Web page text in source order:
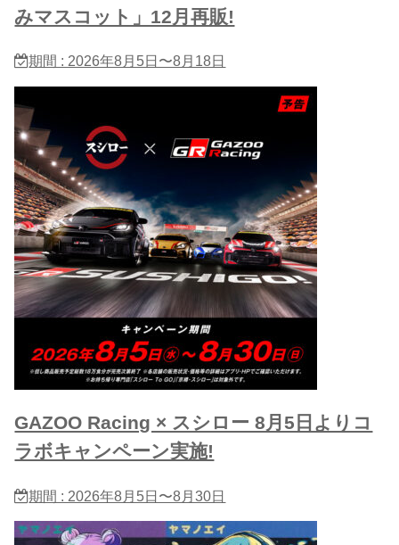
みマスコット」12月再販!
期間 : 2026年8月5日〜8月18日
GAZOO Racing × スシロー 8月5日よりコ
ラボキャンペーン実施!
期間 : 2026年8月5日〜8月30日